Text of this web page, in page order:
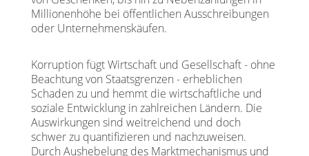
Millionenhöhe bei öffentlichen Ausschreibungen
oder Unternehmenskäufen.
Korruption fügt Wirtschaft und Gesellschaft - ohne
Beachtung von Staatsgrenzen - erheblichen
Schaden zu und hemmt die wirtschaftliche und
soziale Entwicklung in zahlreichen Ländern. Die
Auswirkungen sind weitreichend und doch
schwer zu quantifizieren und nachzuweisen.
Durch Aushebelung des Marktmechanismus und